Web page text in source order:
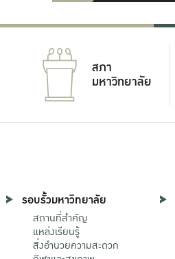
สภา
มหาวิทยาลัย
รอบรั้วมหาวิทยาลัย
สถานที่สำคัญ
แหล่งเรียนรู้
สิ่งอำนวยความสะดวก